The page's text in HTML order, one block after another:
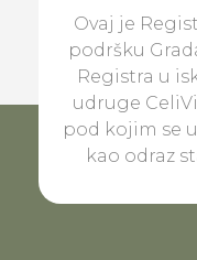
Ovaj je
podršku
Registra u
udruge
pod kojim se
kao odraz